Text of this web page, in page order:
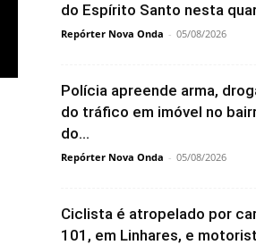
do Espírito Santo nesta
Repórter Nova Onda - 05/08/2026
Polícia apreende arma,
do tráfico em imóvel no
do...
Repórter Nova Onda - 05/08/2026
Ciclista é atropelado por
101, em Linhares, e